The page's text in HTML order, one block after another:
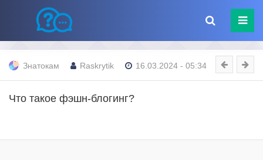
Знатокам Raskrytik 16.03.2024 - 05:34
Что такое фэшн-блогинг?